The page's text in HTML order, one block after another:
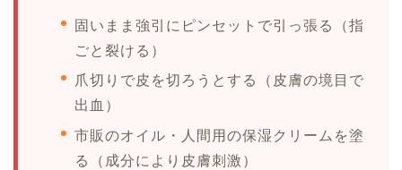
固いまま強引にピンセットで引っ張る（指
ごと裂ける）
爪切りで皮を切ろうとする（皮膚の境目で
出血）
市販のオイル・人間用の保湿クリームを塗
る（成分により皮膚刺激）